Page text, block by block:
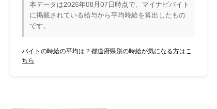
本データは2026年08月07日時点で、マイナビバイト
に掲載されている給与から平均時給を算出したもの
です。
バイトの時給の平均は？都道府県別の時給が気になる方はこ
ちら